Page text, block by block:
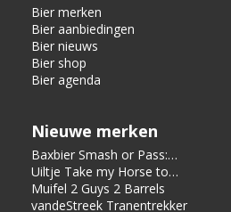
Bier merken
Bier aanbiedingen
Bier nieuws
Bier shop
Bier agenda
Nieuwe merken
Baxbier Smash or Pass:
Strata
Uiltje Take my Horse to
the Hotel Room
Muifel 2 Guys 2 Barrels
vandeStreek Tranentrekker